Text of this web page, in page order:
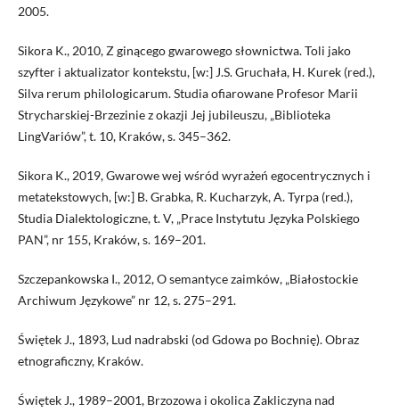
2005.
Sikora K., 2010, Z ginącego gwarowego słownictwa. Toli jako
szyfter i aktualizator kontekstu, [w:] J.S. Gruchała, H. Kurek (red.),
Silva rerum philologicarum. Studia ofiarowane Profesor Marii
Strycharskiej-Brzezinie z okazji Jej jubileuszu, „Biblioteka
LingVariów”, t. 10, Kraków, s. 345–362.
Sikora K., 2019, Gwarowe wej wśród wyrażeń egocentrycznych i
metatekstowych, [w:] B. Grabka, R. Kucharzyk, A. Tyrpa (red.),
Studia Dialektologiczne, t. V, „Prace Instytutu Języka Polskiego
PAN”, nr 155, Kraków, s. 169–201.
Szczepankowska I., 2012, O semantyce zaimków, „Białostockie
Archiwum Językowe” nr 12, s. 275–291.
Świętek J., 1893, Lud nadrabski (od Gdowa po Bochnię). Obraz
etnograficzny, Kraków.
Świętek J., 1989–2001, Brzozowa i okolica Zakliczyna nad